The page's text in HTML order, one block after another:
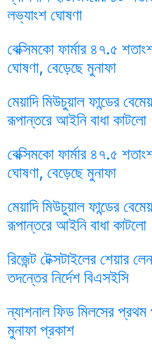
লভ্যাংশ ঘোষণা
বেক্সিমকো ফার্মার ৪৭.৫
ঘোষণা, বেড়েছে মুনাফা
মেয়াদি মিউচুয়াল ফান্ডের
রূপান্তরে আইনি বাধা কাটলো
বেক্সিমকো ফার্মার ৪৭.৫
ঘোষণা, বেড়েছে মুনাফা
মেয়াদি মিউচুয়াল ফান্ডের
রূপান্তরে আইনি বাধা কাটলো
রিজেন্ট টেক্সটাইলের শেয়ার
তদন্তের নির্দেশ বিএসইসি
ন্যাশনাল ফিড মিলসের প্রথম
মুনাফা প্রকাশ